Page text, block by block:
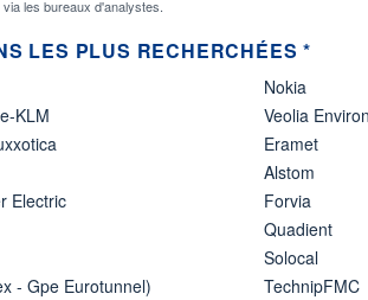
les bureaux d'analystes.
LES PLUS RECHERCHÉES *
KLM
Electric
- Gpe Eurotunnel)
Nokia
Veolia
Eramet
Alstom
Forvia
Quadient
Solocal
TechnipFMC